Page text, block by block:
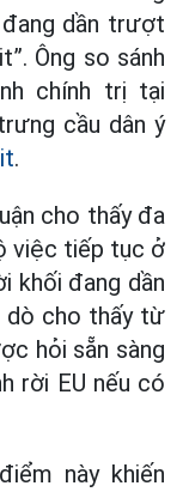
dần trượt
Ông so sánh
chính trị tại
cầu dân ý
.
cho thấy đa
việc tiếp tục ở
khối đang dần
dò cho thấy từ
hỏi sẵn sàng
rời EU nếu có
này khiến